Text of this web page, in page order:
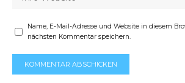
Name, E-Mail-Adresse und Website in diesem
nächsten Kommentar speichern.